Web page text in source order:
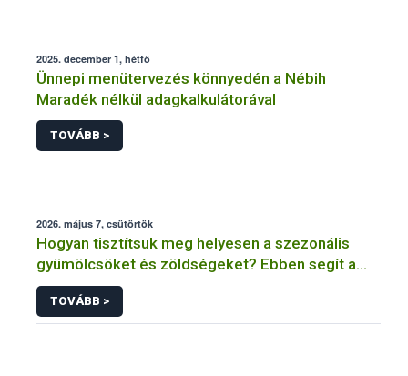
2025. december 1, hétfő
Ünnepi menütervezés könnyedén a Nébih
Maradék nélkül adagkalkulátorával
TOVÁBB >
2026. május 7, csütörtök
Hogyan tisztítsuk meg helyesen a szezonális
gyümölcsöket és zöldségeket? Ebben segít a
Nébih
TOVÁBB >